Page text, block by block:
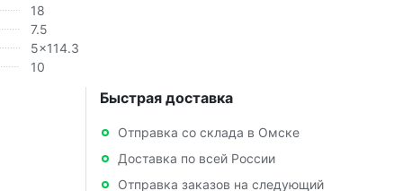
18
7.5
5x114.3
10
Быстрая доставка
Отправка со склада в Омске
Доставка по всей России
Отправка заказов на следующий